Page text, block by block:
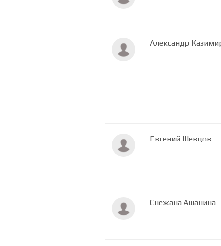
Александр
Евгений Шевцов
Снежана Ашанина